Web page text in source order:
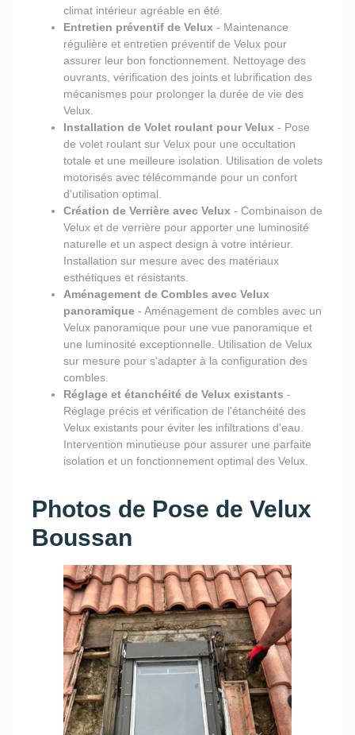
climat intérieur agréable en été.
Entretien préventif de Velux - Maintenance
régulière et entretien préventif de Velux pour
assurer leur bon fonctionnement. Nettoyage des
ouvrants, vérification des joints et lubrification des
mécanismes pour prolonger la durée de vie des
Velux.
Installation de Volet roulant pour Velux - Pose
de volet roulant sur Velux pour une occultation
totale et une meilleure isolation. Utilisation de volets
motorisés avec télécommande pour un confort
d'utilisation optimal.
Création de Verrière avec Velux - Combinaison de
Velux et de verrière pour apporter une luminosité
naturelle et un aspect design à votre intérieur.
Installation sur mesure avec des matériaux
esthétiques et résistants.
Aménagement de Combles avec Velux
panoramique - Aménagement de combles avec un
Velux panoramique pour une vue panoramique et
une luminosité exceptionnelle. Utilisation de Velux
sur mesure pour s'adapter à la configuration des
combles.
Réglage et étanchéité de Velux existants -
Réglage précis et vérification de l'étanchéité des
Velux existants pour éviter les infiltrations d'eau.
Intervention minutieuse pour assurer une parfaite
isolation et un fonctionnement optimal des Velux.
Photos de Pose de Velux
Boussan